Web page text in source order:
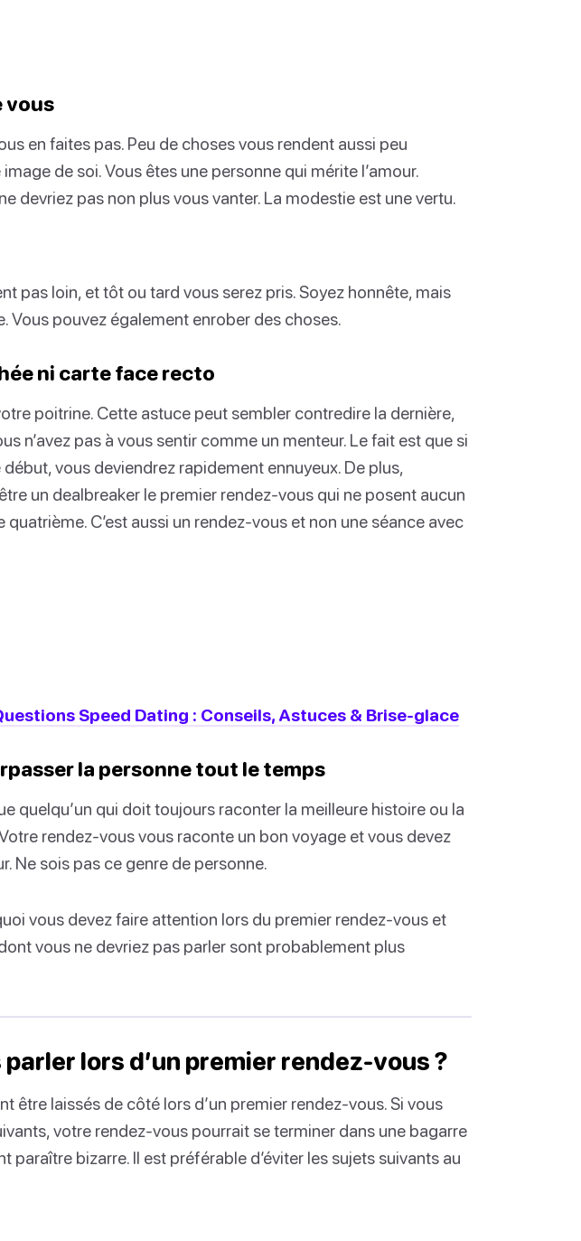
vous
en faites pas. Peu de choses vous rendent aussi peu
de soi. Vous êtes une personne qui mérite l’amour.
devriez pas non plus vous vanter. La modestie est une vertu.
pas loin, et tôt ou tard vous serez pris. Soyez honnête, mais
Vous pouvez également enrober des choses.
ni carte face recto
poitrine. Cette astuce peut sembler contredire la dernière,
n’avez pas à vous sentir comme un menteur. Le fait est que si
vous deviendrez rapidement ennuyeux. De plus,
un dealbreaker le premier rendez-vous qui ne posent aucun
C’est aussi un rendez-vous et non une séance avec
Speed Dating : Conseils, Astuces & Brise-glace
la personne tout le temps
quelqu’un qui doit toujours raconter la meilleure histoire ou la
rendez-vous vous raconte un bon voyage et vous devez
Ne sois pas ce genre de personne.
vous devez faire attention lors du premier rendez-vous et
vous ne devriez pas parler sont probablement plus
parler lors d’un premier rendez-vous ?
être laissés de côté lors d’un premier rendez-vous. Si vous
votre rendez-vous pourrait se terminer dans une bagarre
paraître bizarre. Il est préférable d’éviter les sujets suivants au